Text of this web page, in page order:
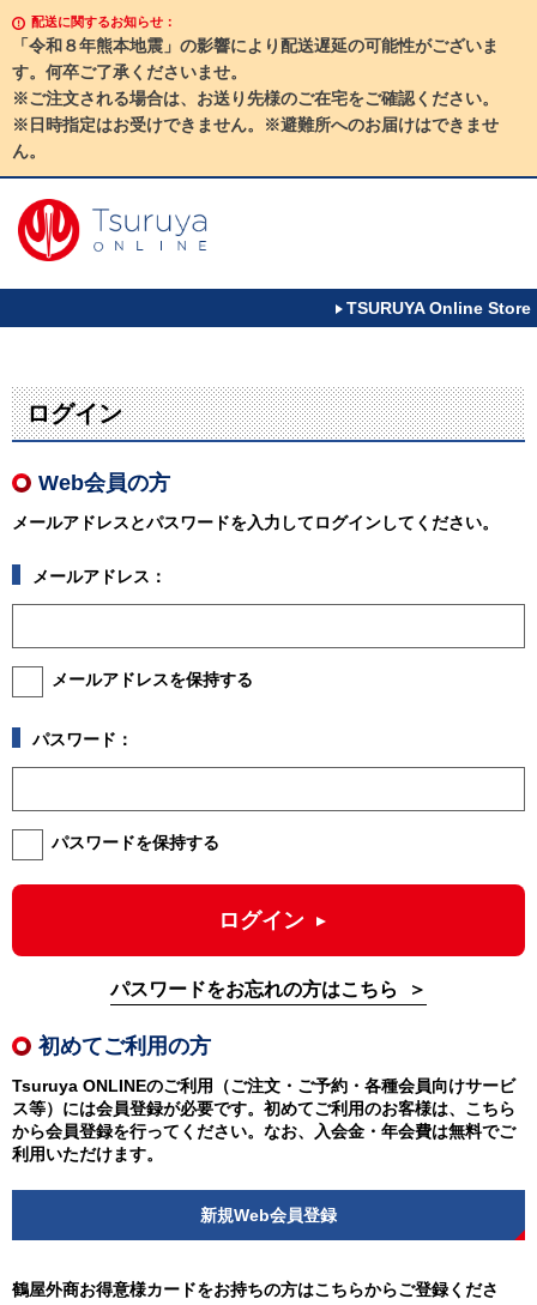
配送に関するお知らせ：
「令和８年熊本地震」の影響により配送遅延の可能性がございま
す。何卒ご了承くださいませ。
※ご注文される場合は、お送り先様のご在宅をご確認ください。
※日時指定はお受けできません。※避難所へのお届けはできませ
ん。
TSURUYA Online Store
ログイン
Web会員の方
メールアドレスとパスワードを入力してログインしてください。
メールアドレス：
メールアドレスを保持する
パスワード：
パスワードを保持する
ログイン
パスワードをお忘れの方はこちら
初めてご利用の方
Tsuruya ONLINEのご利用（ご注文・ご予約・各種会員向けサービ
ス等）には会員登録が必要です。初めてご利用のお客様は、こちら
から会員登録を行ってください。なお、入会金・年会費は無料でご
利用いただけます。
新規Web会員登録
鶴屋外商お得意様カードをお持ちの方はこちらからご登録くださ